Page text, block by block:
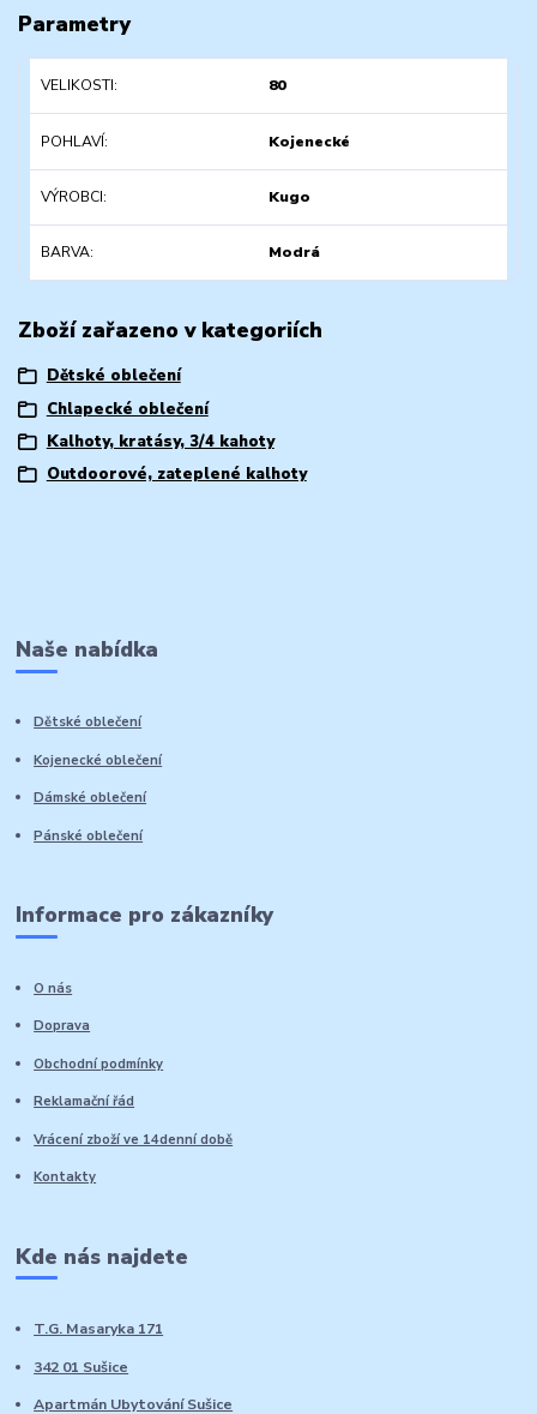
Parametry
VELIKOSTI 80
POHLAVÍ Kojenecké
VÝROBCI Kugo
BARVA Modrá
Zboží zařazeno v kategoriích
Dětské oblečení
Chlapecké oblečení
Kalhoty, kratásy, 3/4 kahoty
Outdoorové, zateplené kalhoty
Naše nabídka
Dětské oblečení
Kojenecké oblečení
Dámské oblečení
Pánské oblečení
Informace pro zákazníky
O nás
Doprava
Obchodní podmínky
Reklamační řád
Vrácení zboží ve 14denní době
Kontakty
Kde nás najdete
T.G. Masaryka 171
342 01 Sušice
Apartmán Ubytování Sušice